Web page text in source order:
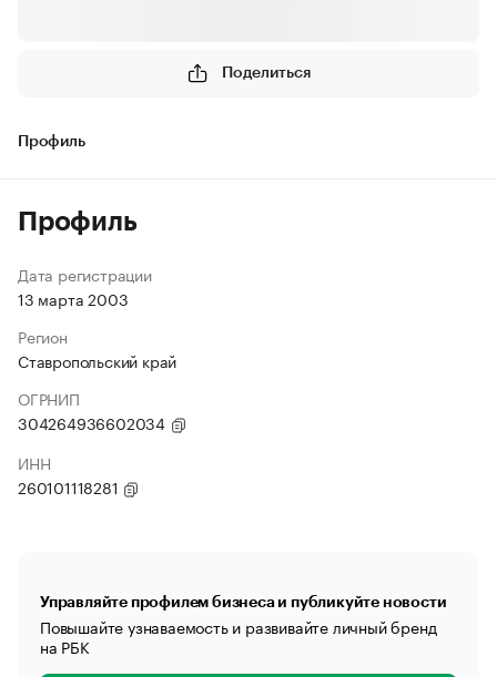
Поделиться
Профиль
Профиль
Дата регистрации
13 марта 2003
Регион
Ставропольский край
ОГРНИП
304264936602034
ИНН
260101118281
Управляйте профилем бизнеса и публикуйте новости
Повышайте узнаваемость и развивайте личный бренд
на РБК